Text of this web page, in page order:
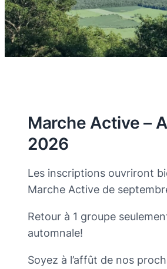
Marche Active –
2026
Les inscriptions ouvriront
Marche Active de
Retour à 1 groupe
automnale!
Soyez à l’affût de nos